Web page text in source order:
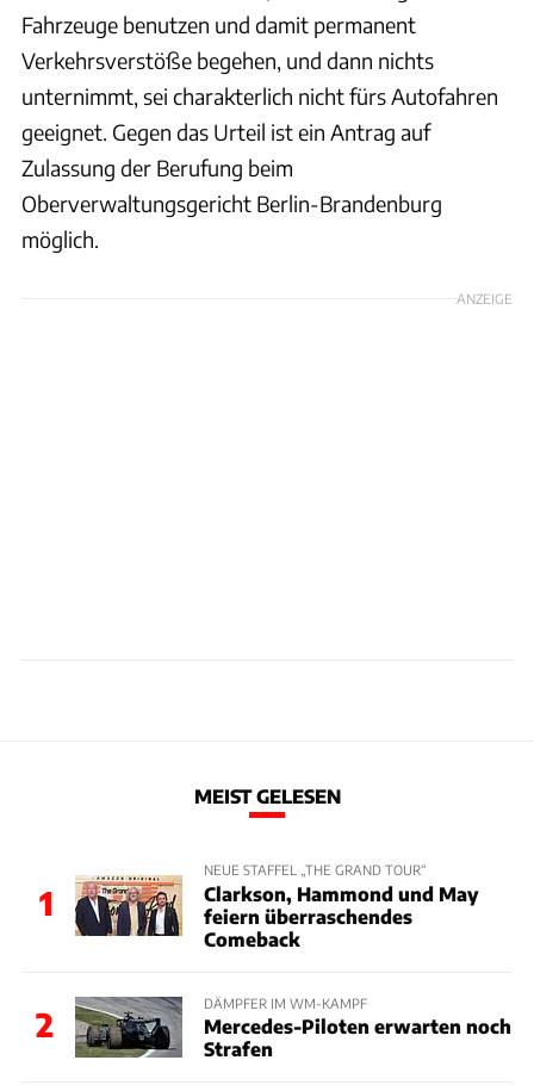
Fahrzeuge benutzen und damit permanent
Verkehrsverstöße begehen, und dann nichts
unternimmt, sei charakterlich nicht fürs Autofahren
geeignet. Gegen das Urteil ist ein Antrag auf
Zulassung der Berufung beim
Oberverwaltungsgericht Berlin-Brandenburg
möglich.
ANZEIGE
MEIST GELESEN
1
NEUE STAFFEL „THE GRAND TOUR“
Clarkson, Hammond und May
feiern überraschendes
Comeback
2
DÄMPFER IM WM-KAMPF
Mercedes-Piloten erwarten noch
Strafen